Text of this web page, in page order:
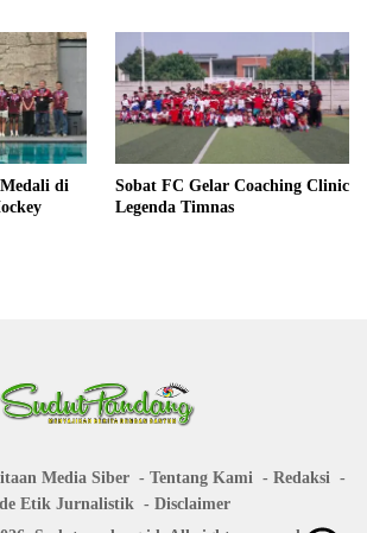
di
Sobat FC Gelar Coaching Clinic
Legenda Timnas
Media Siber Tentang Kami
Redaksi
Etik Jurnalistik
Disclaimer